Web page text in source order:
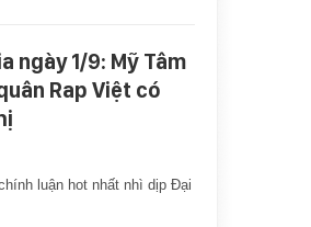
ngày 1/9: Mỹ Tâm
Rap Việt có
luận hot nhất nhì dịp Đại